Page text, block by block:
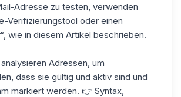
Adresse zu testen, verwenden
Verifizierungstool oder einen
wie in diesem Artikel beschrieben.
Adressen, um
dass sie gültig und aktiv sind und
markiert werden. 👉 Syntax,